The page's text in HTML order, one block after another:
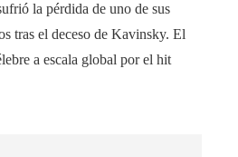
la pérdida de uno de sus
tras el deceso de Kavinsky. El
a escala global por el hit